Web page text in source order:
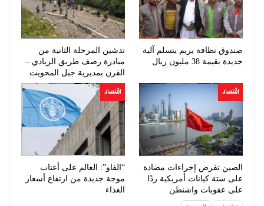
صندوق نظافة يريم يتسلم آلية
جديدة بقيمة 38 مليون ريال
تدشين المرحلة الثانية من
مبادرة رصف طريق الريادي –
القرن بمديرية جبل المحويت
اقتصاد
الصين تفرض إجراءات مضادة
على ستة كيانات أمريكية ردًا
على عقوبات واشنطن
اقتصاد
“الفاو”: العالم على أعتاب
موجة جديدة من ارتفاع أسعار
الغذاء